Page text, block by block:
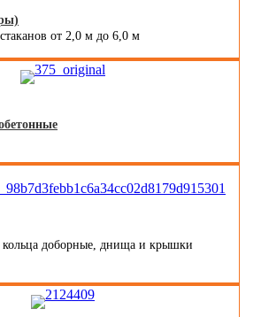
от 2,0 м до 6,0 м
кольца доборные, днища и крышки